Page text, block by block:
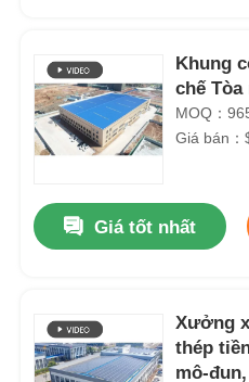
Khung
chế
MOQ：
Giá bán
Giá tốt nhất
Xưởng
thép
mô-